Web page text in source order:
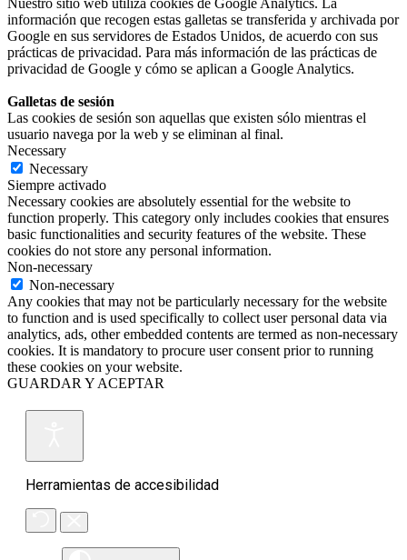
Nuestro sitio web utiliza cookies de Google Analytics. La
información que recogen estas galletas se transferida y archivada por
Google en sus servidores de Estados Unidos, de acuerdo con sus
prácticas de privacidad. Para más información de las prácticas de
privacidad de Google y cómo se aplican a Google Analytics.
Galletas de sesión
Las cookies de sesión son aquellas que existen sólo mientras el
usuario navega por la web y se eliminan al final.
Necessary
Necessary
Siempre activado
Necessary cookies are absolutely essential for the website to
function properly. This category only includes cookies that ensures
basic functionalities and security features of the website. These
cookies do not store any personal information.
Non-necessary
Non-necessary
Any cookies that may not be particularly necessary for the website
to function and is used specifically to collect user personal data via
analytics, ads, other embedded contents are termed as non-necessary
cookies. It is mandatory to procure user consent prior to running
these cookies on your website.
GUARDAR Y ACEPTAR
Herramientas de accesibilidad